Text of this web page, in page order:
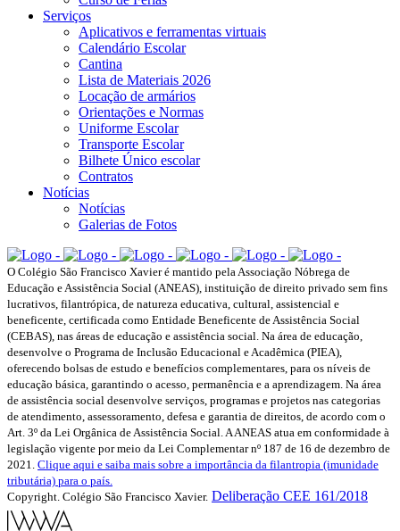
Serviços
Aplicativos e ferramentas virtuais
Calendário Escolar
Cantina
Lista de Materiais 2026
Locação de armários
Orientações e Normas
Uniforme Escolar
Transporte Escolar
Bilhete Único escolar
Contratos
Notícias
Notícias
Galerias de Fotos
O Colégio São Francisco Xavier é mantido pela Associação Nóbrega de
Educação e Assistência Social (ANEAS), instituição de direito privado sem fins
lucrativos, filantrópica, de natureza educativa, cultural, assistencial e
beneficente, certificada como Entidade Beneficente de Assistência Social
(CEBAS), nas áreas de educação e assistência social. Na área de educação,
desenvolve o Programa de Inclusão Educacional e Acadêmica (PIEA),
oferecendo bolsas de estudo e benefícios complementares, para os níveis de
educação básica, garantindo o acesso, permanência e a aprendizagem. Na área
de assistência social desenvolve serviços, programas e projetos nas categorias
de atendimento, assessoramento, defesa e garantia de direitos, de acordo com o
Art. 3º da Lei Orgânica de Assistência Social. A ANEAS atua em conformidade à
legislação vigente por meio da Lei Complementar nº 187 de 16 de dezembro de
2021. Clique aqui e saiba mais sobre a importância da filantropia (imunidade
tributária) para o país.
Copyright. Colégio São Francisco Xavier. Deliberação CEE 161/2018